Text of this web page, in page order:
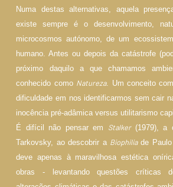
Numa destas alternativas, aquela
existe sempre é o desenvolvimento,
microcosmos autónomo, de um
humano. Antes ou depois da catástrofe
próximo daquilo a que chamamos
conhecido como Natureza. Um conceito
dificuldade em nos identificarmos sem cair
inocência pré-adâmica versus utilitarismo
É difícil não pensar em Stalker (1979), a
Tarkovsky, ao descobrir a Biophiliade
deve apenas à maravilhosa estética
obras - levantando questões críticas